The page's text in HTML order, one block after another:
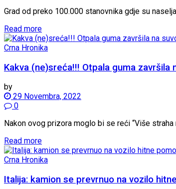
Grad od preko 100.000 stanovnika gdje su
Read more
Crna Hronika
Kakva (ne)sreća!!! Otpala guma
by
29 Novembra, 2022
0
Nakon ovog prizora moglo bi se reći “Više
Read more
Crna Hronika
Italija: kamion se prevrnuo na vozilo